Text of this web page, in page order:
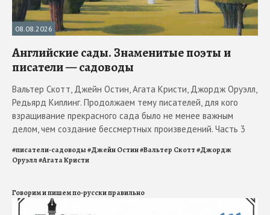
08.08.2026
Английские сады. Знаменитые поэты и
писатели — садоводы
Вальтер Скотт, Джейн Остин, Агата Кристи, Джордж Оруэлл,
Редьярд Киплинг. Продолжаем тему писателей, для кого
взращивание прекрасного сада было не менее важным
делом, чем создание бессмертных произведений. Часть 3
#писатели-садоводы#Джейн Остин#Вальтер Скотт#Джордж
Оруэлл#Агата Кристи
Говорим и пишем по-русски правильно